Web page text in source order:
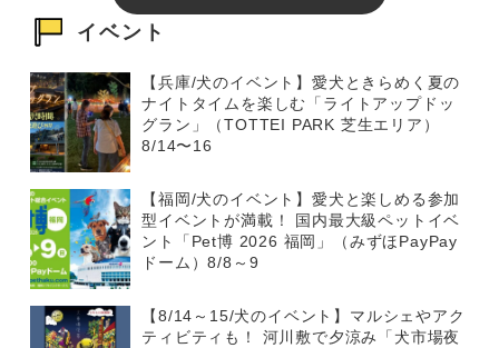
イベント
【兵庫/犬のイベント】愛犬ときらめく夏の
ナイトタイムを楽しむ「ライトアップドッ
グラン」（TOTTEI PARK 芝生エリア）
8/14〜16
【福岡/犬のイベント】愛犬と楽しめる参加
型イベントが満載！ 国内最大級ペットイベ
ント「Pet博 2026 福岡」（みずほPayPay
ドーム）8/8～9
【8/14～15/犬のイベント】マルシェやアク
ティビティも！ 河川敷で夕涼み「犬市場夜